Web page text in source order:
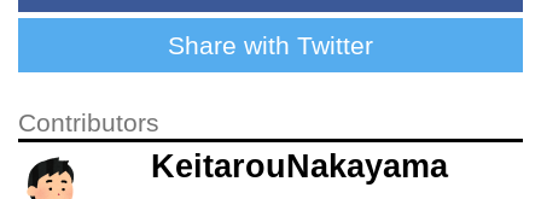
Share with Twitter
Contributors
KeitarouNakayama